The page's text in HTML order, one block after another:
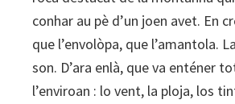
conhar au pè d’un joen avet. En
que l’envolòpa, que l’amantola.
son. D’ara enlà, que va enténer
l’enviroan : lo vent, la ploja, los